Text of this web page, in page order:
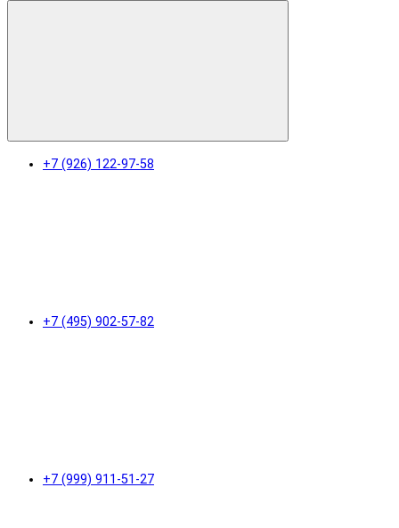
+7 (926) 122-97-58
+7 (495) 902-57-82
+7 (999) 911-51-27